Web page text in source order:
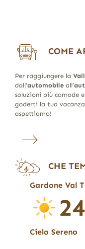
COME
Per raggiungere la
dall’automobileall’
soluzioni più comode
goderti la tua
aspettiamo!
CHE
Gardone Val
24
Cielo Sereno